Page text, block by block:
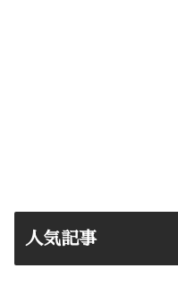
人気記事